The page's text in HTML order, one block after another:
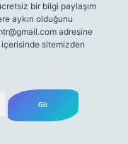
bir bilgi paylaşım
aykırı olduğunu
adresine
sitemizden